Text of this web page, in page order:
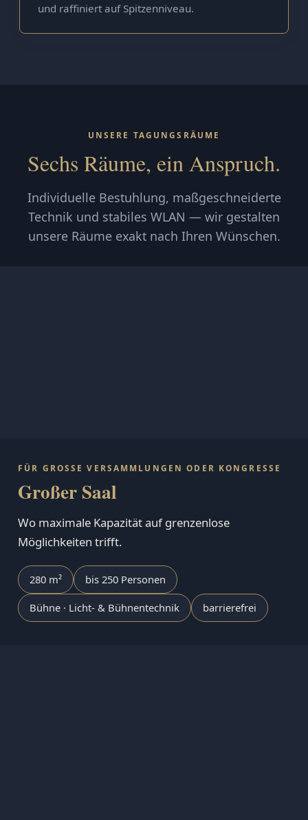
und raffiniert auf Spitzenniveau.
UNSERE TAGUNGSRÄUME
Sechs Räume, ein Anspruch.
Individuelle Bestuhlung, maßgeschneiderte
Technik und stabiles WLAN — wir gestalten
unsere Räume exakt nach Ihren Wünschen.
FÜR GROSSE VERSAMMLUNGEN ODER KONGRESSE
Großer Saal
Wo maximale Kapazität auf grenzenlose
Möglichkeiten trifft.
280 m² bis 250 Personen
Bühne · Licht- & Bühnentechnik barrierefrei